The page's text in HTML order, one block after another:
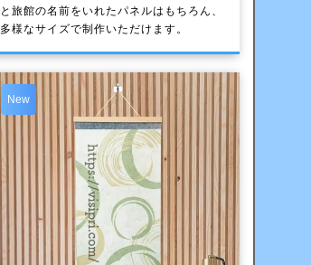
と旅館の名前をいれたパネルはもちろん、
多様なサイズで制作いただけます。
New